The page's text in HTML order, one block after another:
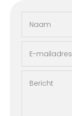
Naam
E-mailadres
Bericht